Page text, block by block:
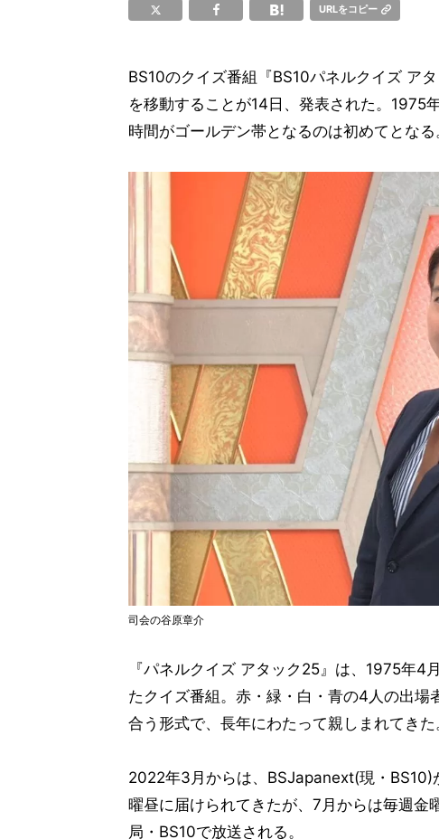
URLをコピー
BS10のクイズ番組『BS10パネルクイズ ア
を移動することが14日、発表された。1975
時間がゴールデン帯となるのは初めてとなる
司会の谷原章介
『パネルクイズ アタック25』は、1975年
たクイズ番組。赤・緑・白・青の4人の出
合う形式で、長年にわたって親しまれてきた
2022年3月からは、BSJapanext(現・BS10)
曜昼に届けられてきたが、7月からは毎週金
局・BS10で放送される。